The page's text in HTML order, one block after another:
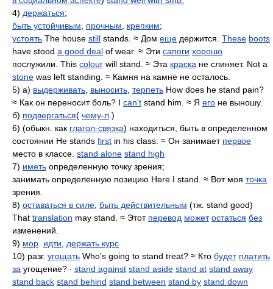
4) держаться;
быть устойчивым
прочным крепким;
устоять The house still stands. ≈ Дом еще держится. These boots
have stood a good deal of wear. ≈ Эти сапоги хорошо
послужили. This colour will stand. ≈ Эта краска не слиняет. Not a
stone was left standing. ≈ Камня на камне не осталось.
5) а) выдерживать выносить терпеть How does he stand pain?
≈ Как он переносит боль? I can't stand him. ≈ Я его не выношу.
б) подвергаться( чему-л .)
6) (обыкн. как глагол-связка) находиться, быть в определенном
состоянии He stands first in his class. ≈ Он занимает первое
место в классе. stand alone stand high
7) иметь определенную точку зрения;
занимать определенную позицию Here I stand. ≈ Вот моя точка
зрения.
8) оставаться в силе быть действительным (тж. stand good)
That translation may stand. ≈ Этот перевод может остаться без
изменений.
9) мор идти
держать курс
10) разг. угощать Who's going to stand treat? ≈ Кто будет платить
за угощение? ∙ stand against stand aside stand at stand away
stand back stand behind stand between stand by stand down